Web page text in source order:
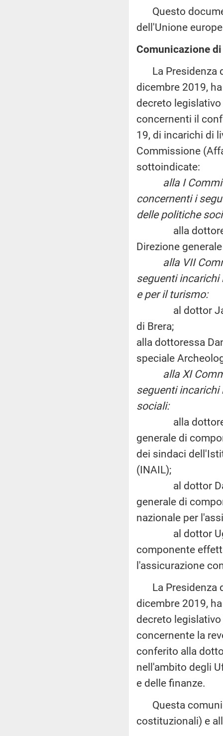
Questo
dell'Unione
Comunicazione
La Presidenza
dicembre 2019,
decreto
concernenti il
19, di incarichi di
Commissione
sottoindicate:
alla I
concernenti i
delle politiche
alla dottoressa
Direzione
alla VII
seguenti incarichi
e per il turismo:
al dottor
di Brera;
alla dottoressa
speciale
alla XI
seguenti incarichi
sociali:
alla dottoressa
generale di
dei sindaci
(INAIL);
al dottor
generale di
nazionale per
al dottor Ugo
componente
l'assicurazione
La Presidenza
dicembre 2019,
decreto
concernente la
conferito alla
nell'ambito degli
e delle finanze.
Questa
costituzionali) e